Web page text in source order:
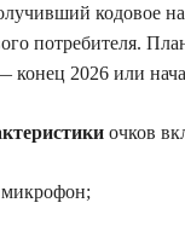
кодовое
потребителя.
конец 2026 или
очков